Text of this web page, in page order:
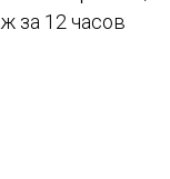
за 12 часов